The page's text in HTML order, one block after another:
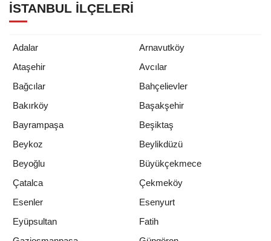
İSTANBUL İLÇELERI
Adalar
Arnavutköy
Ataşehir
Avcılar
Bağcılar
Bahçelievler
Bakırköy
Başakşehir
Bayrampaşa
Beşiktaş
Beykoz
Beylikdüzü
Beyoğlu
Büyükçekmece
Çatalca
Çekmeköy
Esenler
Esenyurt
Eyüpsultan
Fatih